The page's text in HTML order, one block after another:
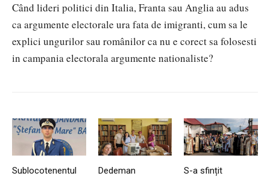
Când lideri politici din Italia, Franta sau Anglia au adus
ca argumente electorale ura fata de imigranti, cum sa le
explici ungurilor sau românilor ca nu e corect sa folosesti
in campania electorala argumente nationaliste?
Sublocotenentul Dedeman S-a sfințit